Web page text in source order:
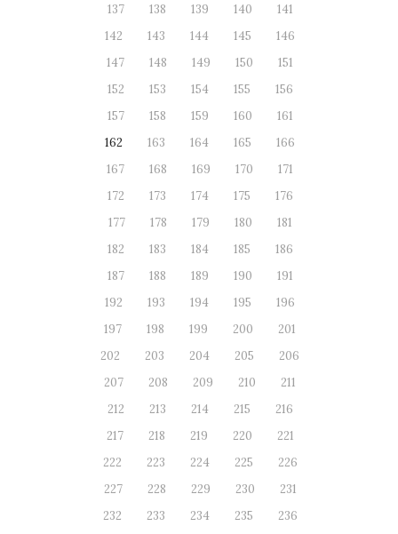
137
138 139 140
141
142
143 144 145
146
147
148 149 150
151
152
153 154 155
156
157
158 159 160
161
162
163 164 165
166
167
168 169 170
171
172
173 174 175
176
177
178 179 180
181
182
183 184 185
186
187
188 189 190
191
192
193 194 195
196
197
198 199 200
201
202
203 204 205
206
207
208 209 210
211
212
213 214 215
216
217
218 219 220
221
222
223 224 225
226
227
228 229 230
231
232
233 234 235
236